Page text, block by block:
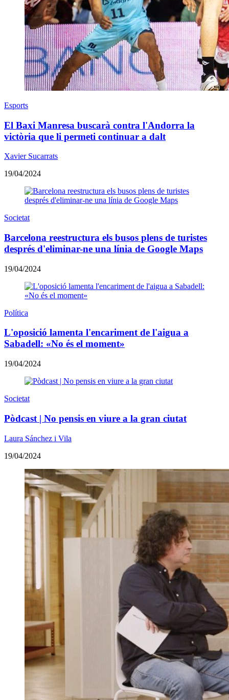
Esports
El Baxi Manresa buscarà contra l'Andorra la
victòria que li permeti continuar a dalt
Xavier Sucarrats
19/04/2024
Societat
Barcelona reestructura els busos plens de turistes
després d'eliminar-ne una línia de Google Maps
19/04/2024
Política
L'oposició lamenta l'encariment de l'aigua a
Sabadell: «No és el moment»
19/04/2024
Societat
Pòdcast | No pensis en viure a la gran ciutat
Laura Sánchez i Vila
19/04/2024